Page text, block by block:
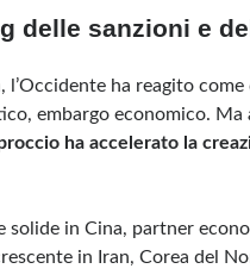
delle sanzioni e
l’Occidente ha reagito
embargo economico. Ma
ha accelerato la
solide in Cina, partner
in Iran, Corea del